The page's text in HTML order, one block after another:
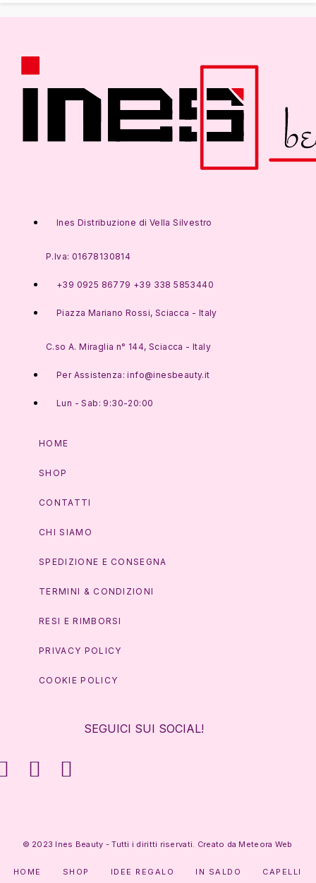
Ines Distribuzione di Vella Silvestro
P.Iva: 01678130814
+39 0925 86779 +39 338 5853440
Piazza Mariano Rossi, Sciacca - Italy
C.so A. Miraglia n° 144, Sciacca - Italy
Per Assistenza: info@inesbeauty.it
Lun - Sab: 9:30-20:00
HOME
SHOP
CONTATTI
CHI SIAMO
SPEDIZIONE E CONSEGNA
TERMINI & CONDIZIONI
RESI E RIMBORSI
PRIVACY POLICY
COOKIE POLICY
SEGUICI SUI SOCIAL!
© 2023 Ines Beauty - Tutti i diritti riservati. Creato da Meteora Web
HOME SHOP IDEE REGALO IN SALDO CAPELLI